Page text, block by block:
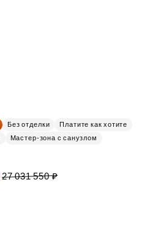
Без отделки
Платите как хотите
Мастер-зона с санузлом
27 031 550 ₽